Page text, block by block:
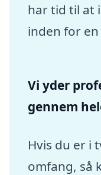
har tid til at
inden for
Vi yder
gennem
Hvis du er i
omfang, så